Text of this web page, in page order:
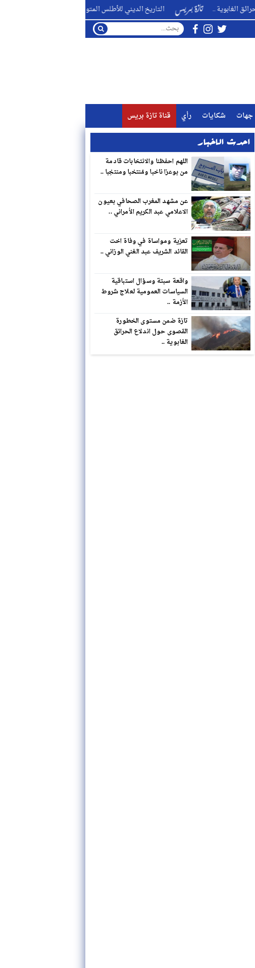
التاريخ الديني للأطلس المتوسط بعيون كلية الآداب سايس فاس ..
جهات شكايات رأي
قناة تازة بريس
احدث الاخبار
اللهم احفظنا والانتخابات قادمة
من بوعزا ناخبا ومُنتخبا ومنتخِبا ..
عن مشهد المغرب الصحافي بعيون
الاعلامي عبد الكريم الأمراني ..
تعزية ومواساة في وفاة اخت
القائد الشريف عبد الغني الوزاني ..
واقعة سبتة وسؤال استباقية
السياسات العمومية لعلاج شروط
الأزمة ..
تازة ضمن مستوى الخطورة
القصوى حول اندلاع الحرائق
الغابوية ..